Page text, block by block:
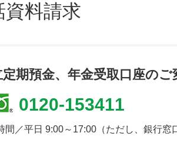
資料請求
定期預金、年金受取口座の
0120-153411
間／平日 9:00～17:00（ただし、銀行窓